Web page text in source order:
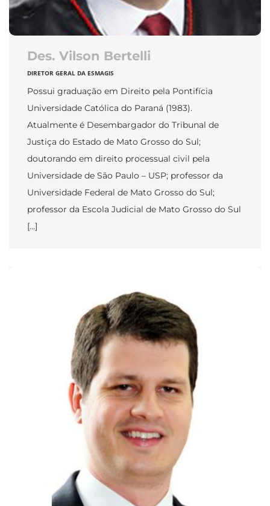
Des. Vilson Bertelli
DIRETOR GERAL DA ESMAGIS
Possui graduação em Direito pela Pontifícia
Universidade Católica do Paraná (1983).
Atualmente é Desembargador do Tribunal de
Justiça do Estado de Mato Grosso do Sul;
doutorando em direito processual civil pela
Universidade de São Paulo – USP; professor da
Universidade Federal de Mato Grosso do Sul;
professor da Escola Judicial de Mato Grosso do Sul
[…]